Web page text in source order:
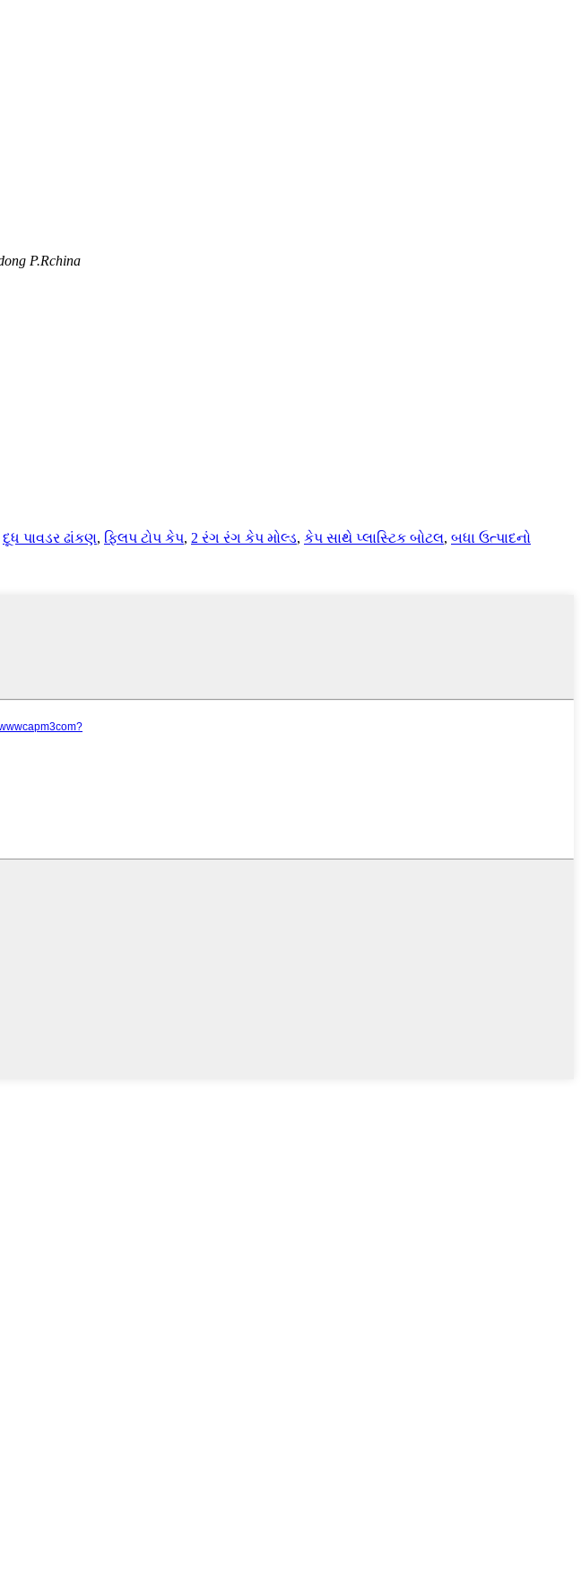
P.Rchina
દૂધ પાવડર ઢાંકણ, ફ્લિપ ટોપ કેપ, 2 રંગ રંગ કેપ મોલ્ડ, કેપ સાથે પ્લાસ્ટિક બોટલ, બધા ઉત્પાદનો